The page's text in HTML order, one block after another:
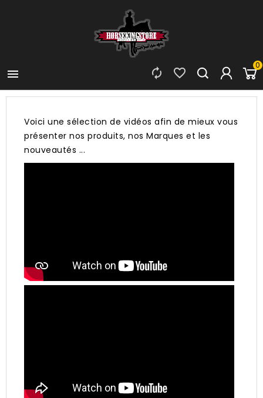

0


Voici une sélection de vidéos afin de mieux vous
présenter nos produits, nos Marques et les
nouveautés ...